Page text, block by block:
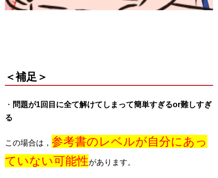
＜補足＞
・ 問題が1回目に全て解けてしまって簡単すぎるor難しすぎ
る
この場合は， 参考書のレベルが自分にあっ
ていない可能性があります。